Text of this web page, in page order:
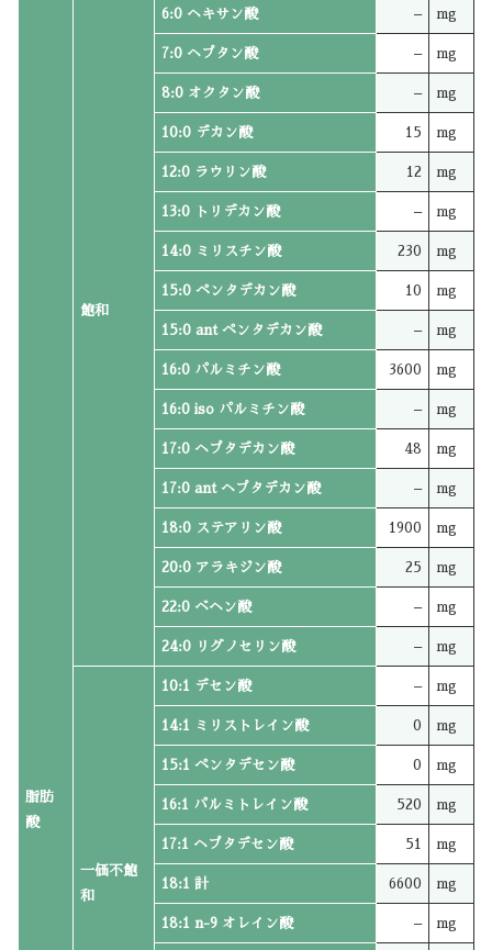
脂肪
酸
飽和
6:0 ヘキサン酸 – mg
7:0 ヘプタン酸 – mg
8:0 オクタン酸 – mg
10:0 デカン酸 15 mg
12:0 ラウリン酸 12 mg
13:0 トリデカン酸 – mg
14:0 ミリスチン酸 230 mg
15:0 ペンタデカン酸 10 mg
15:0 ant ペンタデカン酸 – mg
16:0 パルミチン酸 3600 mg
16:0 iso パルミチン酸 – mg
17:0 ヘプタデカン酸 48 mg
17:0 ant ヘプタデカン酸 – mg
18:0 ステアリン酸 1900 mg
20:0 アラキジン酸 25 mg
22:0 ベヘン酸 – mg
24:0 リグノセリン酸 – mg
一価不飽
和
10:1 デセン酸 – mg
14:1 ミリストレイン酸 0 mg
15:1 ペンタデセン酸 0 mg
16:1 パルミトレイン酸 520 mg
17:1 ヘプタデセン酸 51 mg
18:1 計 6600 mg
18:1 n-9 オレイン酸 – mg